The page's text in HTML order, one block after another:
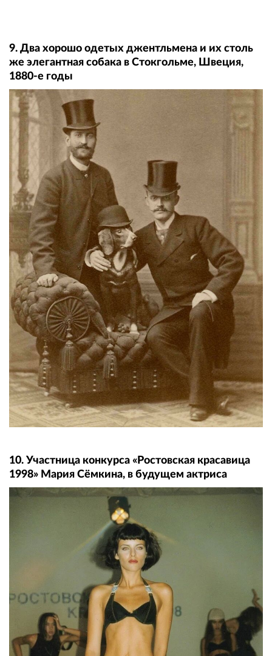
9. Два хорошо одетых джентльмена и их столь
же элегантная собака в Стокгольме, Швеция,
1880-е годы
10. Участница конкурса «Ростовская красавица
1998» Мария Сёмкина, в будущем актриса